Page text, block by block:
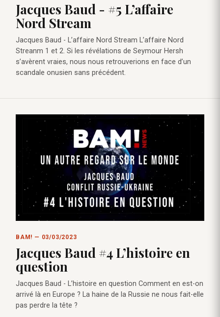
Jacques Baud - #5 L’affaire
Nord Stream
Jacques Baud - L’affaire Nord Stream L’affaire Nord
Streanm 1 et 2. Si les révélations de Seymour Hersh
s’avèrent vraies, nous nous retrouverions en face d’un
scandale onusien sans précédent.
BAM! — 03/03/2023
Jacques Baud #4 L’histoire en
question
Jacques Baud - L’histoire en question Comment en est-on
arrivé là en Europe ? La haine de la Russie ne nous fait-elle
pas perdre la tête ?